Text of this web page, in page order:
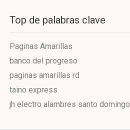
Top de palabras clave
Paginas Amarillas
banco del progreso
paginas amarillas rd
taino express
jh electro alambres santo domingo